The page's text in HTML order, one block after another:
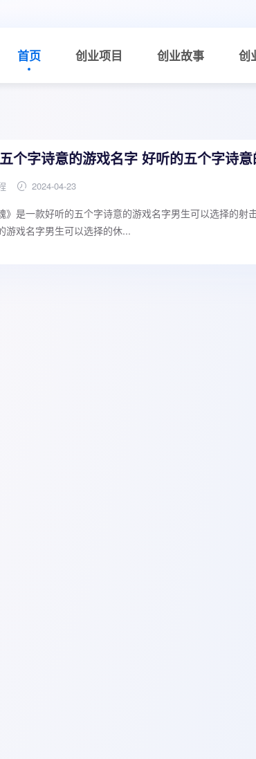
首页 创业项目 创业故事 创
个字诗意的游戏名字 好听的五个字诗
2024-04-23
》是一款好听的五个字诗意的游戏名字男生可以选择的
游戏名字男生可以选择的休...